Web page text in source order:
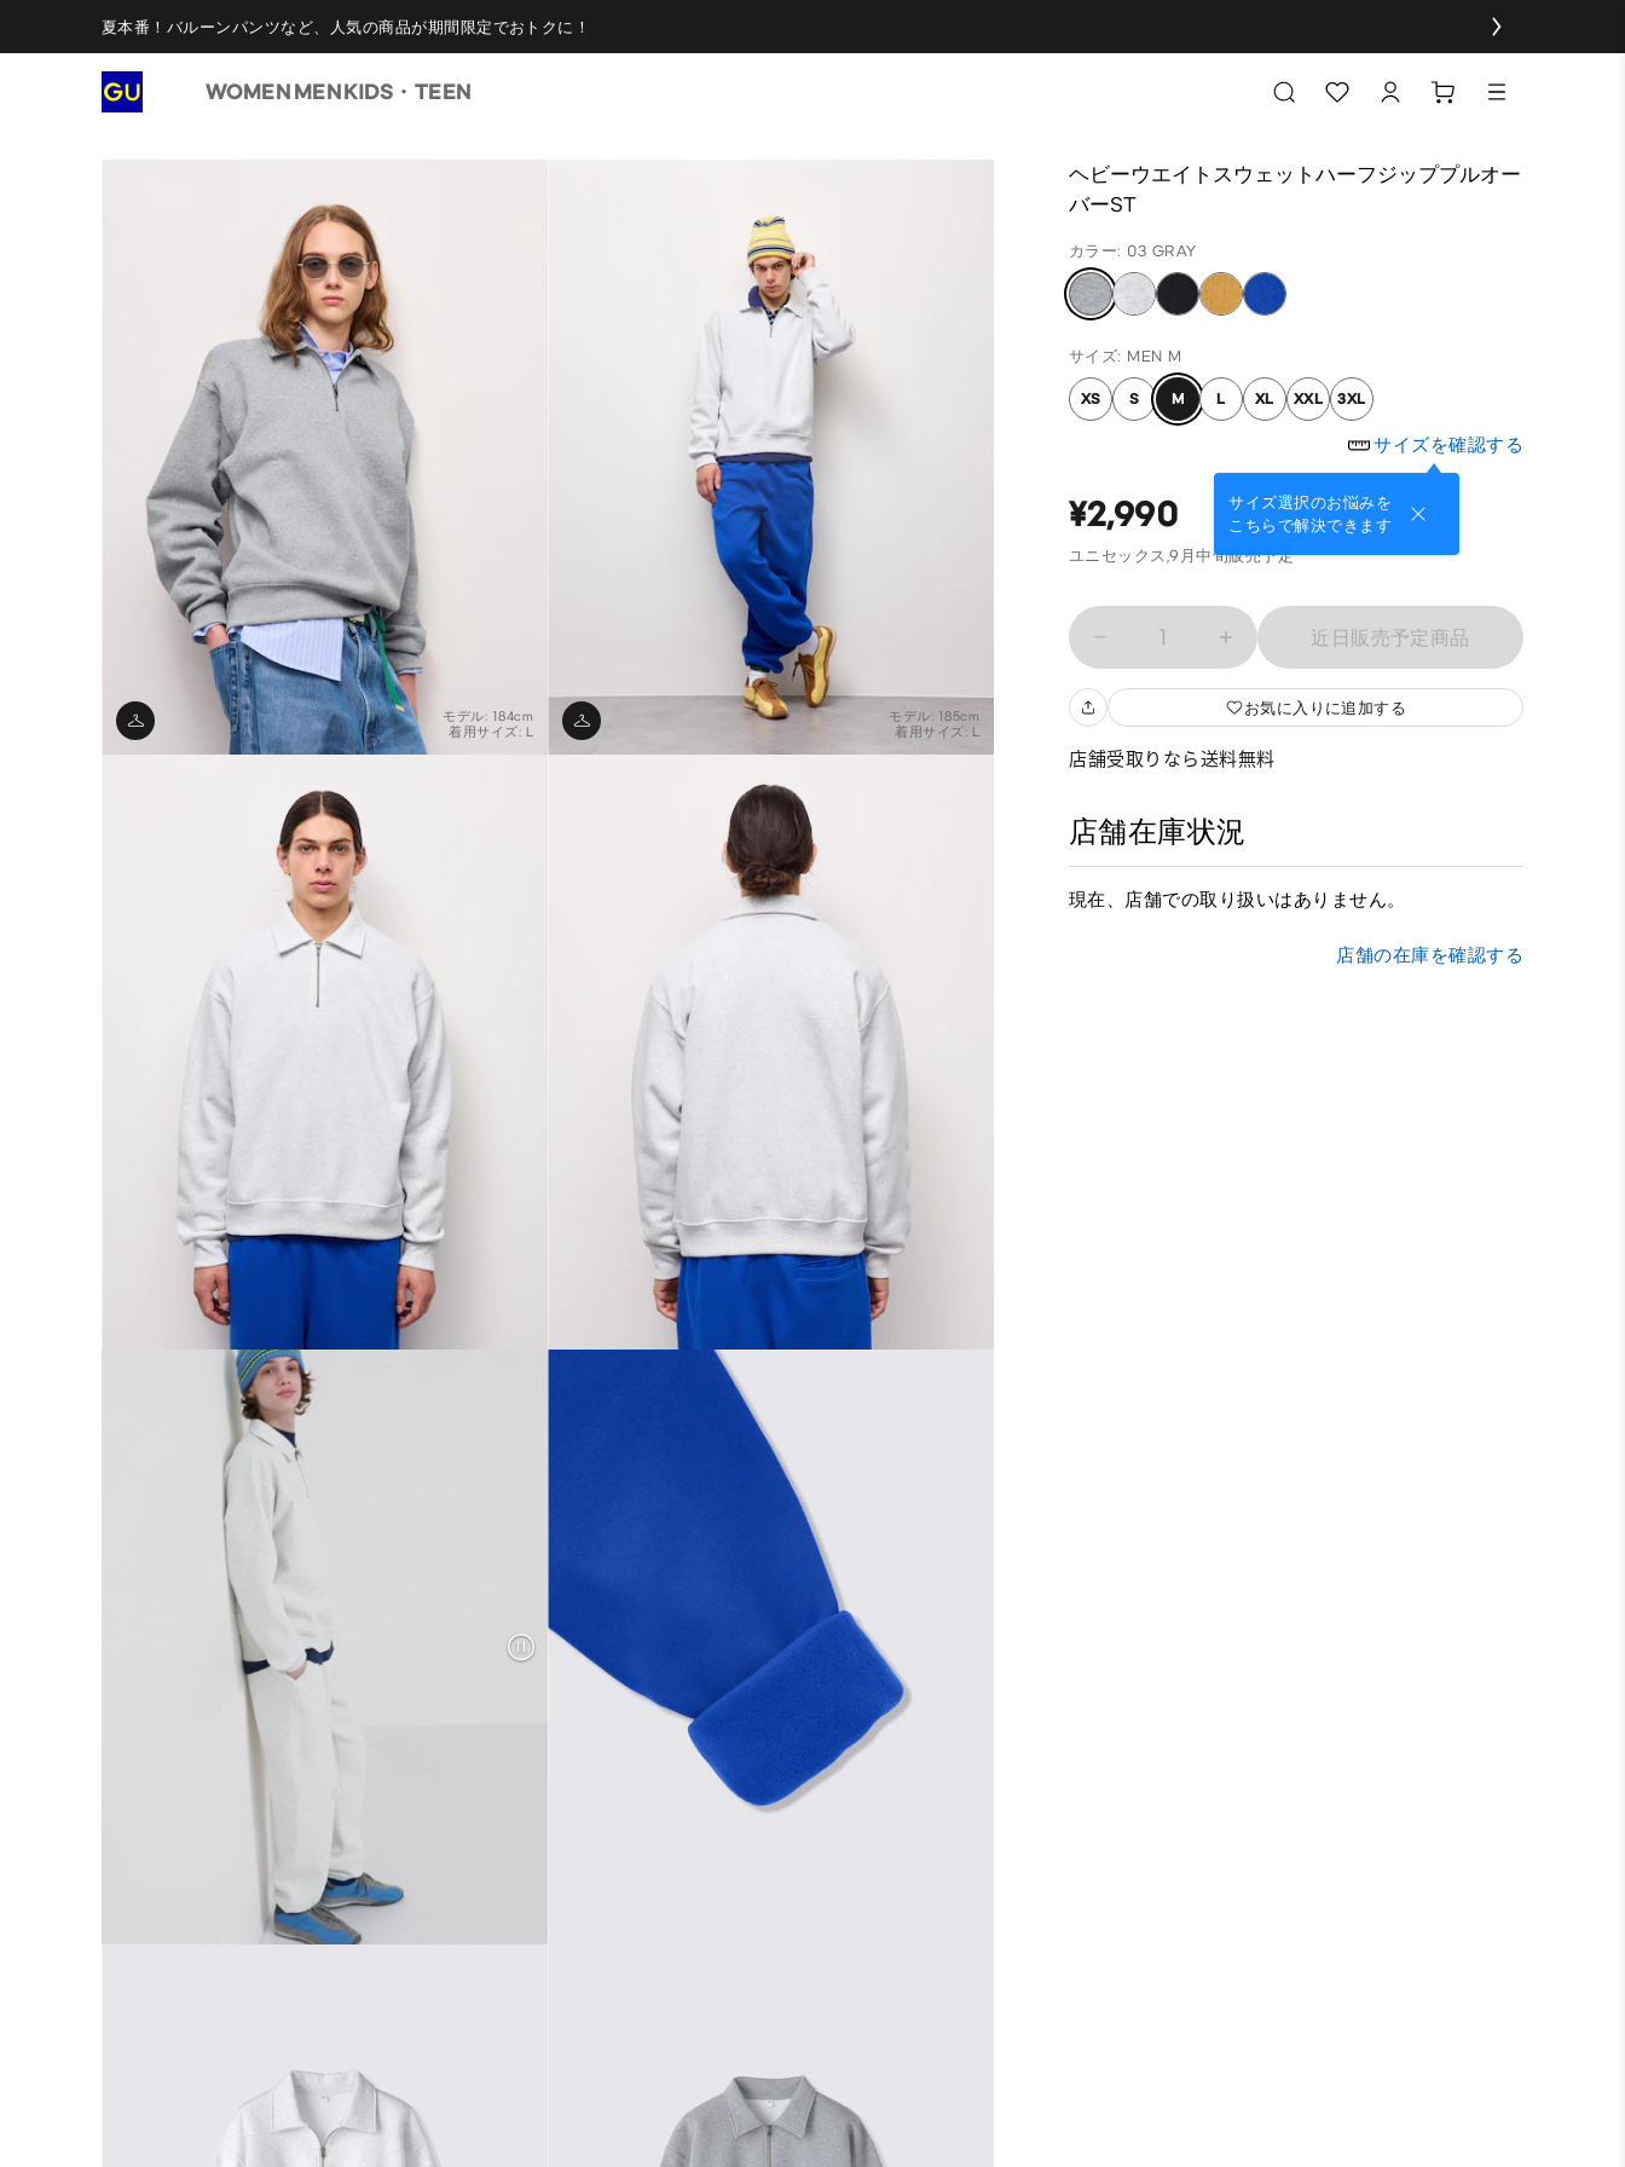
夏本番！バルーンパンツなど、人気の商品が期間限定でおトクに！
WOMEN MENKIDS・TEEN
ヘビーウエイトスウェットハーフジッププルオー
バーST
カラー: 03 GRAY
サイズ: MEN M
XS S M L XL XXL 3XL
サイズを確認する
サイズ選択のお悩みを
こちらで解決できます
¥2,990
ユニセックス,9月中旬販売予定
1 近日販売予定商品
お気に入りに追加する
店舗受取りなら送料無料
店舗在庫状況
現在、店舗での取り扱いはありません。
店舗の在庫を確認する
モデル: 184cm
着用サイズ: L
モデル: 185cm
着用サイズ: L